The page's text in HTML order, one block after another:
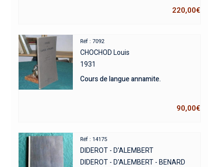
220,00€
Réf : 7092
CHOCHOD Louis
1931
Cours de langue annamite.
90,00€
Réf : 14175
DIDEROT - D'ALEMBERT
DIDEROT - D'ALEMBERT - BENARD